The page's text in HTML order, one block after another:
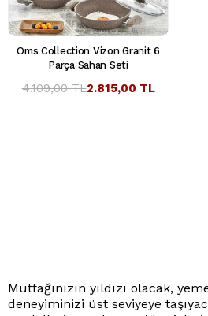
Oms Collection Vizon Granit 6
Parça Sahan Seti
2.815,00 TL
4.109,00 TL
Mutfağınızın yıldızı olacak,
deneyiminizi üst seviyeye